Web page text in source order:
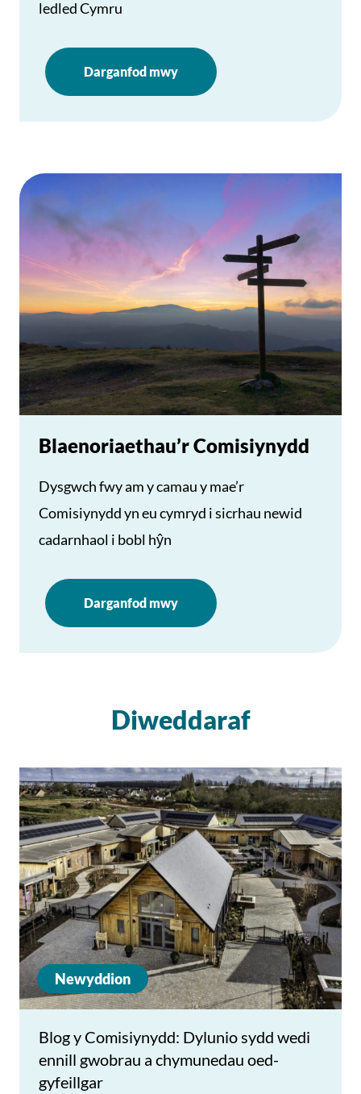
ledled Cymru
Darganfod mwy
Blaenoriaethau’r Comisiynydd
Dysgwch fwy am y camau y mae’r
Comisiynydd yn eu cymryd i sicrhau newid
cadarnhaol i bobl hŷn
Darganfod mwy
Diweddaraf
Newyddion
Blog y Comisiynydd: Dylunio sydd wedi
ennill gwobrau a chymunedau oed-
gyfeillgar